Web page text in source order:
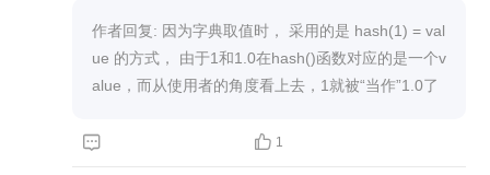
作者回复: 因为字典取值时， 采用的是 hash(1) = val
ue 的方式， 由于1和1.0在hash()函数对应的是一个v
alue，而从使用者的角度看上去，1就被“当作”1.0了
  1